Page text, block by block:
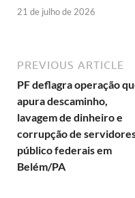
21 de julho de 2026
PREVIOUS ARTICLE
PF deflagra operação
apura descaminho,
lavagem de dinheiro e
corrupção de
público federais em
Belém/PA